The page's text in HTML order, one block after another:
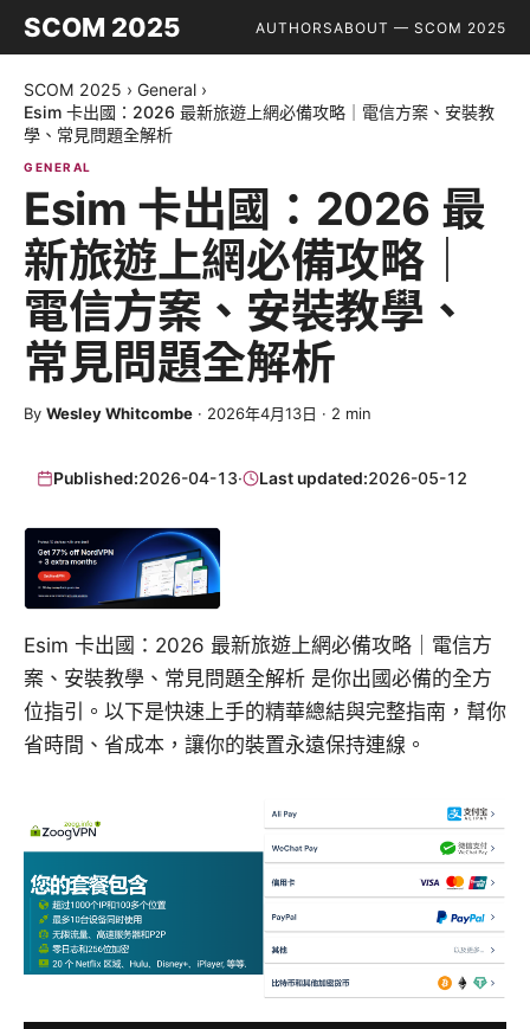
SCOM 2025 AUTHORSABOUT — SCOM 2025
SCOM 2025 › General ›
Esim 卡出國：2026 最新旅遊上網必備攻略｜電信方案、安裝教
學、常見問題全解析
GENERAL
Esim 卡出國：2026 最
新旅遊上網必備攻略｜
電信方案、安裝教學、
常見問題全解析
By Wesley Whitcombe · 2026年4月13日 · 2 min
Published:2026-04-13· Last updated:2026-05-12
Esim 卡出國：2026 最新旅遊上網必備攻略｜電信方
案、安裝教學、常見問題全解析 是你出國必備的全方
位指引。以下是快速上手的精華總結與完整指南，幫你
省時間、省成本，讓你的裝置永遠保持連線。